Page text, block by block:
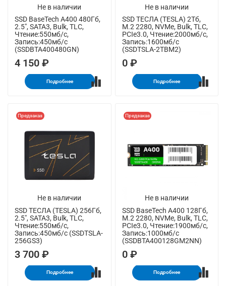
Не в наличии
SSD BaseTech A400 480Гб,
2.5", SATA3, Bulk, TLC,
Чтение:550мб/с,
Запись:450мб/с
(SSDBTA400480GN)
4 150 ₽
Подробнее
Не в наличии
SSD ТЕСЛА (TESLA) 2Тб,
M.2 2280, NVMe, Bulk, TLC,
PCIe3.0, Чтение:2000мб/с,
Запись:1600мб/с
(SSDTSLA-2TBM2)
0 ₽
Подробнее
Не в наличии
Предзаказ
SSD ТЕСЛА (TESLA) 256Гб,
2.5", SATA3, Bulk, TLC,
Чтение:550мб/с,
Запись:450мб/с (SSDTSLA-
256GS3)
3 700 ₽
Подробнее
Не в наличии
Предзаказ
SSD BaseTech A400 128Гб,
M.2 2280, NVMe, Bulk, TLC,
PCIe3.0, Чтение:1900мб/с,
Запись:1000мб/с
(SSDBTA400128GM2NN)
0 ₽
Подробнее